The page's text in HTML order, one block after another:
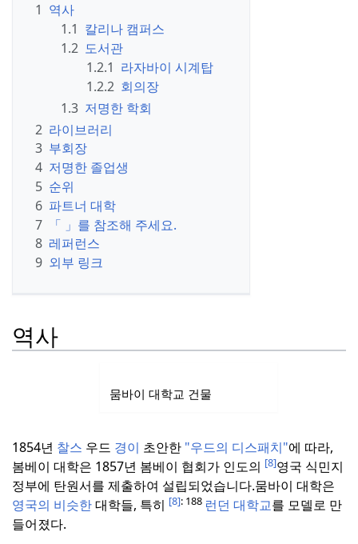
1 역사
1.1 칼리나 캠퍼스
1.2 도서관
1.2.1 라자바이 시계탑
1.2.2 회의장
1.3 저명한 학회
2 라이브러리
3 부회장
4 저명한 졸업생
5 순위
6 파트너 대학
7
「 」를 참조해 주세요.
8 레퍼런스
9 외부 링크
역사
뭄바이 대학교 건물
1854년 찰스 우드 경이 초안한 "우드의 디스패치"에 따라,
봄베이 대학은 1857년 봄베이 협회가 인도의 [8]영국 식민지
정부에 탄원서를 제출하여 설립되었습니다.뭄바이 대학은
영국의 비슷한대학들, 특히 [8]: 188 런던 대학교를 모델로 만
들어졌다.